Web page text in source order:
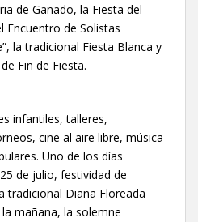
de Ganado, la Fiesta del
Encuentro de Solistas
la tradicional Fiesta Blanca y
Fin de Fiesta.
infantiles, talleres,
cine al aire libre, música
Uno de los días
de julio, festividad de
tradicional Diana Floreada
mañana, la solemne